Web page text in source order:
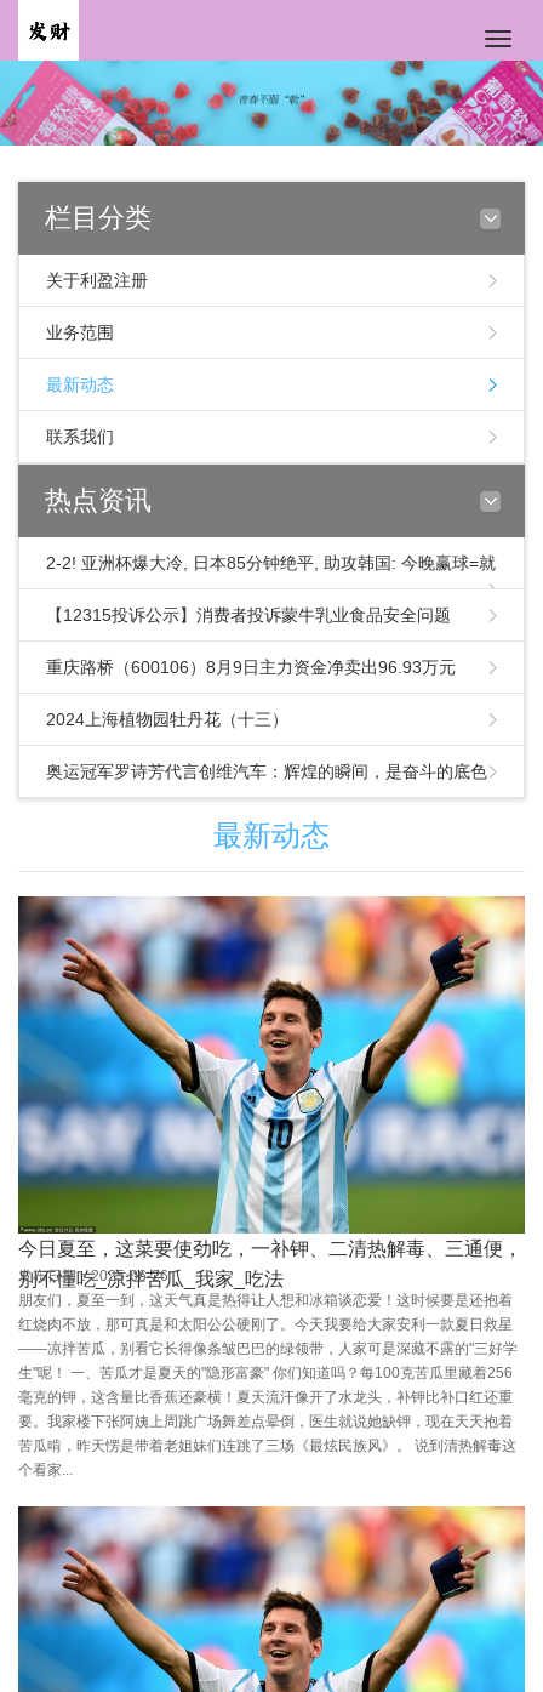
Toggle
栏目分类
关于利盈注册
业务范围
最新动态
联系我们
热点资讯
2-2! 亚洲杯爆大冷, 日本85分钟绝平, 助攻韩国: 今晚赢球=就
提前出线
【12315投诉公示】消费者投诉蒙牛乳业食品安全问题
重庆路桥（600106）8月9日主力资金净卖出96.93万元
2024上海植物园牡丹花（十三）
奥运冠军罗诗芳代言创维汽车：辉煌的瞬间，是奋斗的底色
最新动态
今日夏至，这菜要使劲吃，一补钾、二清热解毒、三通便，
别不懂吃_凉拌苦瓜_我家_吃法
发布日期：2025-06-26
朋友们，夏至一到，这天气真是热得让人想和冰箱谈恋爱！这时候要是还抱着
红烧肉不放，那可真是和太阳公公硬刚了。今天我要给大家安利一款夏日救星
——凉拌苦瓜，别看它长得像条皱巴巴的绿领带，人家可是深藏不露的"三好学
生"呢！ 一、苦瓜才是夏天的"隐形富豪" 你们知道吗？每100克苦瓜里藏着256
毫克的钾，这含量比香蕉还豪横！夏天流汗像开了水龙头，补钾比补口红还重
要。我家楼下张阿姨上周跳广场舞差点晕倒，医生就说她缺钾，现在天天抱着
苦瓜啃，昨天愣是带着老姐妹们连跳了三场《最炫民族风》。 说到清热解毒这
个看家...